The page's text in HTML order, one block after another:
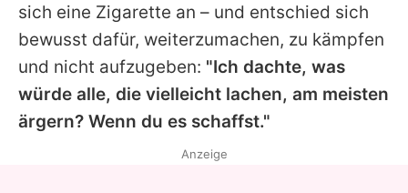
sich eine Zigarette an – und entschied sich
bewusst dafür, weiterzumachen, zu kämpfen
und nicht aufzugeben: "Ich dachte, was
würde alle, die vielleicht lachen, am meisten
ärgern? Wenn du es schaffst."
Anzeige